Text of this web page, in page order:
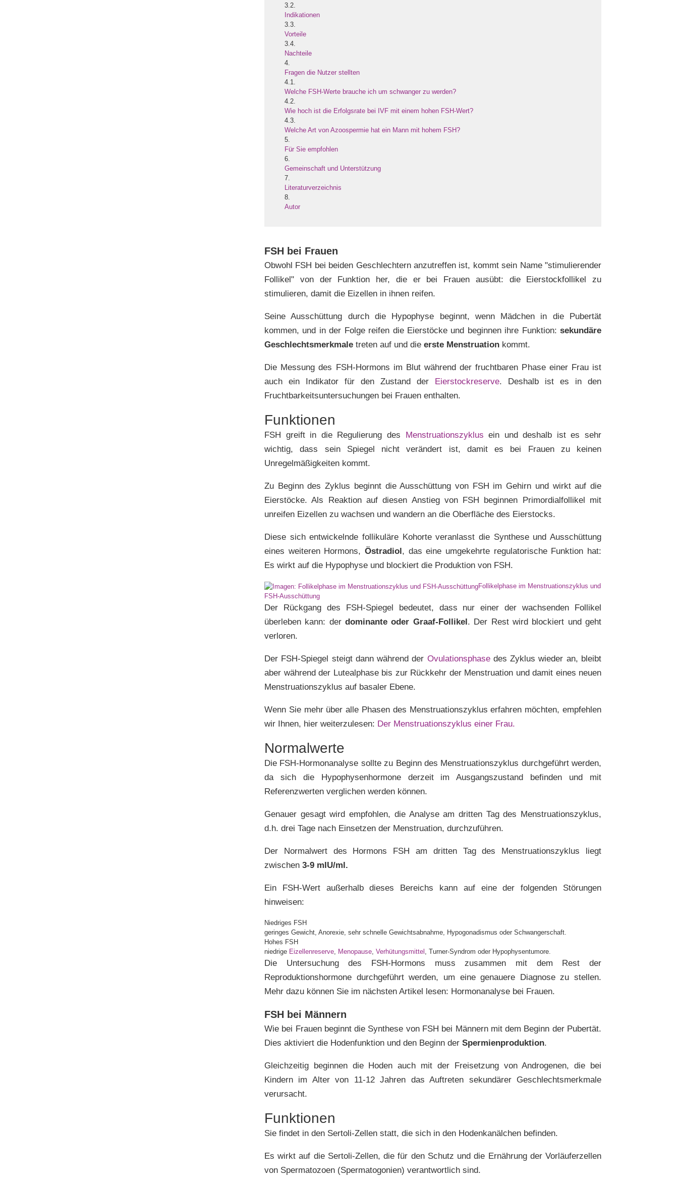
3.2.
Indikationen
3.3.
Vorteile
3.4.
Nachteile
4.
Fragen die Nutzer stellten
4.1.
Welche FSH-Werte brauche ich um schwanger zu werden?
4.2.
Wie hoch ist die Erfolgsrate bei IVF mit einem hohen FSH-Wert?
4.3.
Welche Art von Azoospermie hat ein Mann mit hohem FSH?
5.
Für Sie empfohlen
6.
Gemeinschaft und Unterstützung
7.
Literaturverzeichnis
8.
Autor
FSH bei Frauen
Obwohl FSH bei beiden Geschlechtern anzutreffen ist, kommt sein Name "stimulierender
Follikel" von der Funktion her, die er bei Frauen ausübt: die Eierstockfollikel zu
stimulieren, damit die Eizellen in ihnen reifen.
Seine Ausschüttung durch die Hypophyse beginnt, wenn Mädchen in die Pubertät
kommen, und in der Folge reifen die Eierstöcke und beginnen ihre Funktion: sekundäre
Geschlechtsmerkmale treten auf und die erste Menstruation kommt.
Die Messung des FSH-Hormons im Blut während der fruchtbaren Phase einer Frau ist
auch ein Indikator für den Zustand der Eierstockreserve. Deshalb ist es in den
Fruchtbarkeitsuntersuchungen bei Frauen enthalten.
Funktionen
FSH greift in die Regulierung des Menstruationszyklus ein und deshalb ist es sehr
wichtig, dass sein Spiegel nicht verändert ist, damit es bei Frauen zu keinen
Unregelmäßigkeiten kommt.
Zu Beginn des Zyklus beginnt die Ausschüttung von FSH im Gehirn und wirkt auf die
Eierstöcke. Als Reaktion auf diesen Anstieg von FSH beginnen Primordialfollikel mit
unreifen Eizellen zu wachsen und wandern an die Oberfläche des Eierstocks.
Diese sich entwickelnde follikuläre Kohorte veranlasst die Synthese und Ausschüttung
eines weiteren Hormons, Östradiol, das eine umgekehrte regulatorische Funktion hat:
Es wirkt auf die Hypophyse und blockiert die Produktion von FSH.
Follikelphase im Menstruationszyklus und
FSH-Ausschüttung
Der Rückgang des FSH-Spiegel bedeutet, dass nur einer der wachsenden Follikel
überleben kann: derdominante oder Graaf-Follikel. Der Rest wird blockiert und geht
verloren.
Der FSH-Spiegel steigt dann während der Ovulationsphasedes Zyklus wieder an, bleibt
aber während der Lutealphase bis zur Rückkehr der Menstruation und damit eines neuen
Menstruationszyklus auf basaler Ebene.
Wenn Sie mehr über alle Phasen des Menstruationszyklus erfahren möchten, empfehlen
wir Ihnen, hier weiterzulesen: Der Menstruationszyklus einer Frau.
Normalwerte
Die FSH-Hormonanalyse sollte zu Beginn des Menstruationszyklus durchgeführt werden,
da sich die Hypophysenhormone derzeit im Ausgangszustand befinden und mit
Referenzwerten verglichen werden können.
Genauer gesagt wird empfohlen, die Analyse am dritten Tag des Menstruationszyklus,
d.h. drei Tage nach Einsetzen der Menstruation, durchzuführen.
Der Normalwert des Hormons FSH am dritten Tag des Menstruationszyklus liegt
zwischen 3-9 mIU/ml.
Ein FSH-Wert außerhalb dieses Bereichs kann auf eine der folgenden Störungen
hinweisen:
Niedriges FSH
geringes Gewicht, Anorexie, sehr schnelle Gewichtsabnahme, Hypogonadismus oder Schwangerschaft.
Hohes FSH
niedrige Eizellenreserve, Menopause, Verhütungsmittel , Turner-Syndrom oder Hypophysentumore.
Die Untersuchung des FSH-Hormons muss zusammen mit dem Rest der
Reproduktionshormone durchgeführt werden, um eine genauere Diagnose zu stellen.
Mehr dazu können Sie im nächsten Artikel lesen: Hormonanalyse bei Frauen.
FSH bei Männern
Wie bei Frauen beginnt die Synthese von FSH bei Männern mit dem Beginn der Pubertät.
Dies aktiviert die Hodenfunktion und den Beginn der Spermienproduktion.
Gleichzeitig beginnen die Hoden auch mit der Freisetzung von Androgenen, die bei
Kindern im Alter von 11-12 Jahren das Auftreten sekundärer Geschlechtsmerkmale
verursacht.
Funktionen
Sie findet in den Sertoli-Zellen statt, die sich in den Hodenkanälchen befinden.
Es wirkt auf die Sertoli-Zellen, die für den Schutz und die Ernährung der Vorläuferzellen
von Spermatozoen (Spermatogonien) verantwortlich sind.